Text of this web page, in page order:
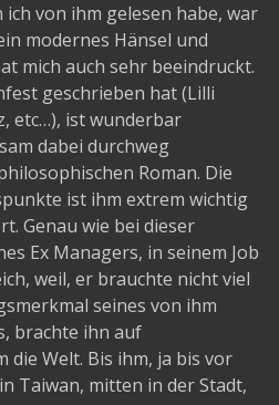
von ihm gelesen habe, war
modernes Hänsel und
mich auch sehr beeindruckt.
geschrieben hat (Lilli
etc…), ist wunderbar
dabei durchweg
Roman. Die
ist ihm extrem wichtig
Genau wie bei dieser
Ex Managers, in seinem Job
weil, er brauchte nicht viel
seines von ihm
brachte ihn auf
die Welt. Bis ihm, ja bis vor
Taiwan, mitten in der Stadt,